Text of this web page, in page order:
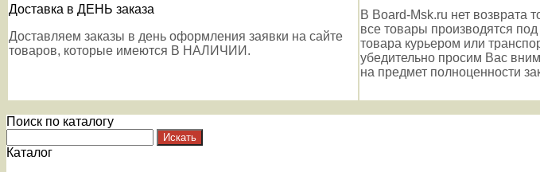
Доставка в ДЕНЬ заказа
Доставляем заказы в день оформления заявки на сайте
товаров, которые имеются В НАЛИЧИИ.
В Board-Msk.ru нет возврата
все товары производятся
товара курьером или
убедительно просим Вас
на предмет полноценности
Поиск по каталогу
Каталог